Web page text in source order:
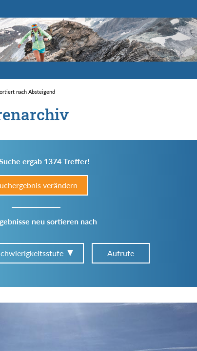
nach Absteigend
ergab 1374 Treffer!
verändern
neu sortieren nach
Aufrufe